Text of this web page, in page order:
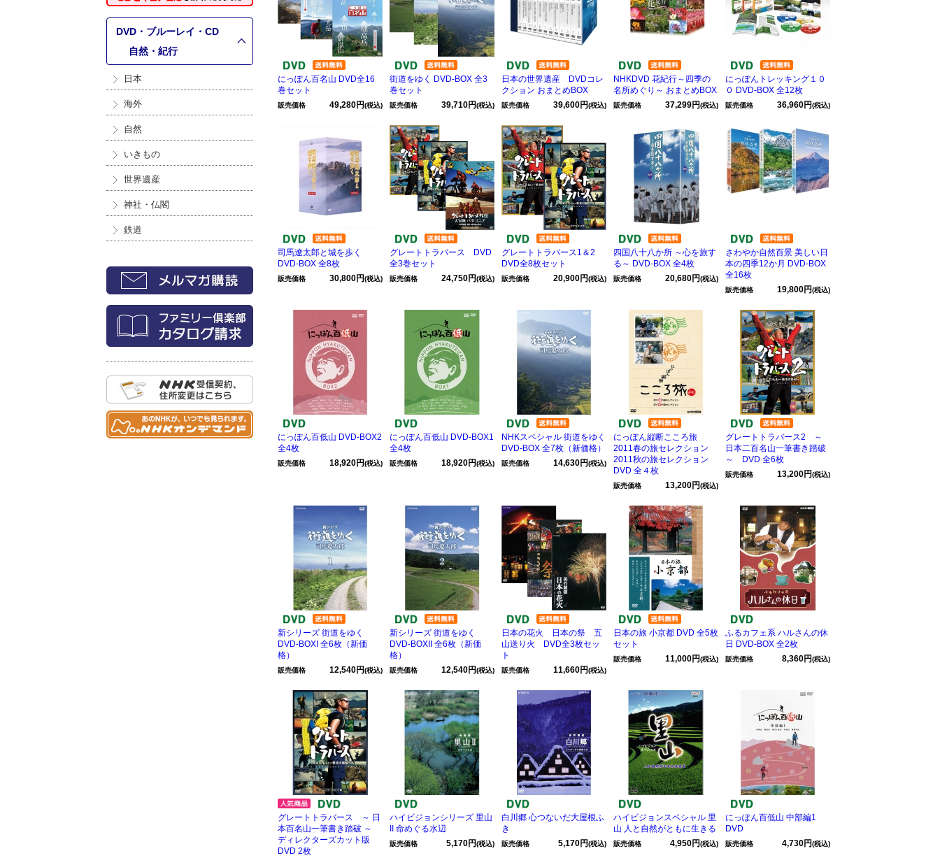
DVD・ブルーレイ・CD
自然・紀行
日本
海外
自然
いきもの
世界遺産
神社・仏閣
鉄道
にっぽん百名山 DVD全16
巻セット
販売価格 49,280円(税込)
街道をゆく DVD-BOX 全3
巻セット
販売価格 39,710円(税込)
日本の世界遺産 DVDコレ
クション おまとめBOX
販売価格 39,600円(税込)
NHKDVD 花紀行～四季の
名所めぐり～ おまとめBOX
販売価格 37,299円(税込)
にっぽんトレッキング１０
０ DVD-BOX 全12枚
販売価格 36,960円(税込)
司馬遼太郎と城を歩く
DVD-BOX 全8枚
販売価格 30,800円(税込)
グレートトラバース DVD
全3巻セット
販売価格 24,750円(税込)
グレートトラバース1＆2
DVD全8枚セット
販売価格 20,900円(税込)
四国八十八か所 ～心を旅す
る～ DVD-BOX 全4枚
販売価格 20,680円(税込)
さわやか自然百景 美しい日
本の四季12か月 DVD-BOX
全16枚
販売価格 19,800円(税込)
にっぽん百低山 DVD-BOX2
全4枚
販売価格 18,920円(税込)
にっぽん百低山 DVD-BOX1
全4枚
販売価格 18,920円(税込)
NHKスペシャル 街道をゆく
DVD-BOX 全7枚（新価格）
販売価格 14,630円(税込)
にっぽん縦断こころ旅
2011春の旅セレクション
2011秋の旅セレクション
DVD 全４枚
販売価格 13,200円(税込)
グレートトラバース2 ～
日本二百名山一筆書き踏破
～ DVD 全6枚
販売価格 13,200円(税込)
新シリーズ 街道をゆく
DVD-BOXI 全6枚（新価
格）
販売価格 12,540円(税込)
新シリーズ 街道をゆく
DVD-BOXII 全6枚（新価
格）
販売価格 12,540円(税込)
日本の花火 日本の祭 五
山送り火 DVD全3枚セッ
ト
販売価格 11,660円(税込)
日本の旅 小京都 DVD 全5枚
セット
販売価格 11,000円(税込)
ふるカフェ系 ハルさんの休
日 DVD-BOX 全2枚
販売価格 8,360円(税込)
グレートトラバース ～ 日
本百名山一筆書き踏破 ～
ディレクターズカット版
DVD 2枚
ハイビジョンシリーズ 里山
II 命めぐる水辺
販売価格 5,170円(税込)
白川郷 心つないだ大屋根ふ
き
販売価格 5,170円(税込)
ハイビジョンスペシャル 里
山 人と自然がともに生きる
販売価格 4,950円(税込)
にっぽん百低山 中部編1
DVD
販売価格 4,730円(税込)